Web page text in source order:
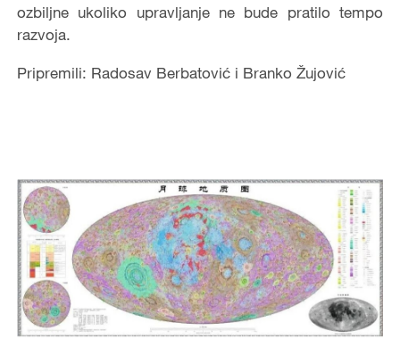
ozbiljne ukoliko upravljanje ne bude pratilo tempo
razvoja.
Pripremili: Radosav Berbatović i Branko Žujović